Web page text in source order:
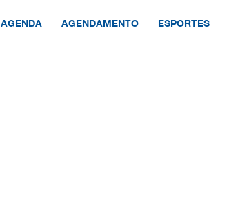
AGENDA AGENDAMENTO ESPORTES